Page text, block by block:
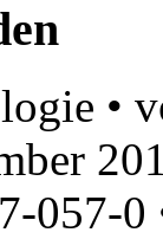
•
057-0